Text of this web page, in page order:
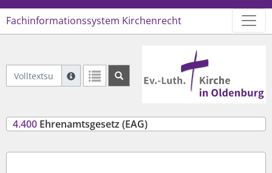
Fachinformationssystem Kirchenrecht
Volltextsuche Geltendes RechtSuche mit Platzhalter "*", Bsp. Pfarrer*, findet
Weitere Suchoperatoren finden Sie in unserer Hilfe.
Logo Ev.-Luth. Kirche in
4.400 Ehrenamtsgesetz (EAG)